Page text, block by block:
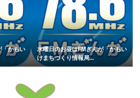
「かもい
水曜日のお昼はFMぎんが「かもい
けまちづくり情報局...